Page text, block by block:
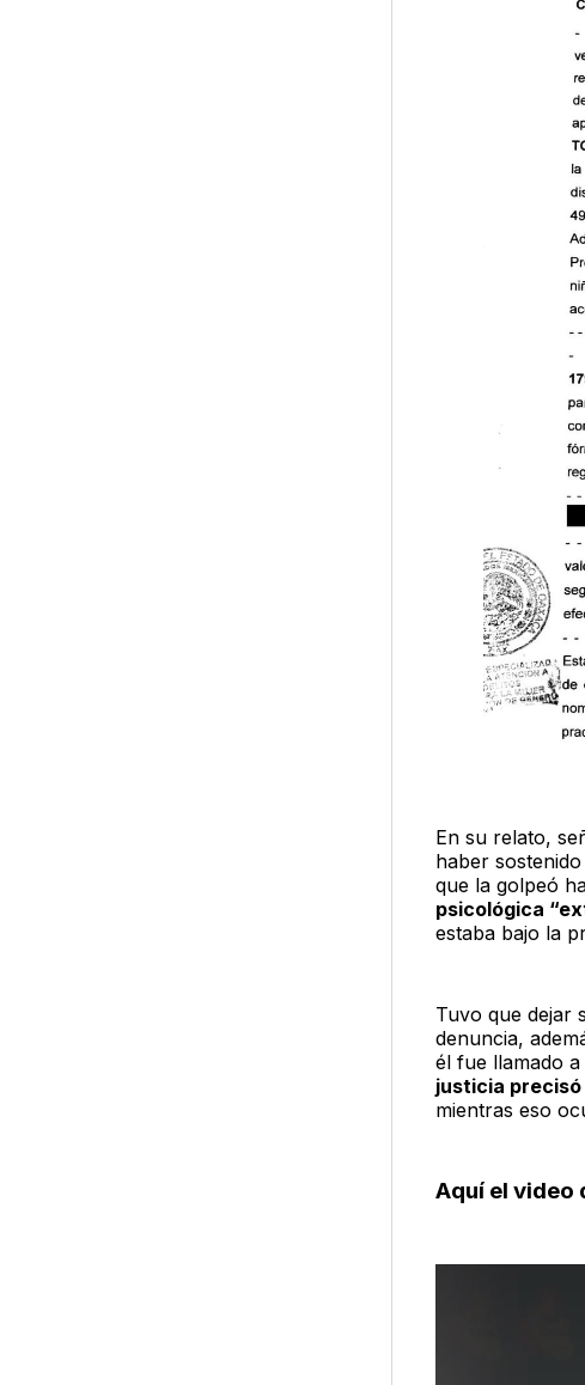
En su relato,
haber
que la golpeó
psicológica
estaba bajo la
Tuvo que dejar
denuncia,
él fue llamado
justicia
mientras eso
Aquí el video